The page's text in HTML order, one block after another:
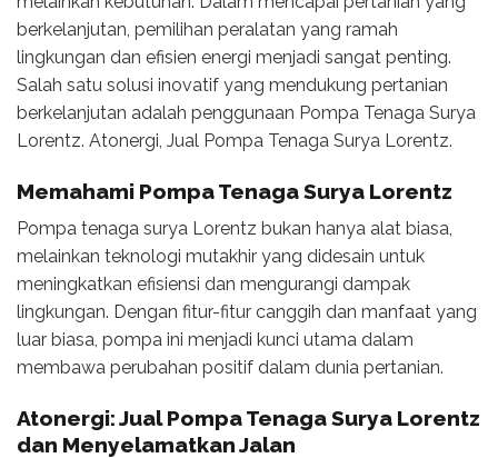
berkelanjutan, pemilihan peralatan yang ramah
lingkungan dan efisien energi menjadi sangat penting.
Salah satu solusi inovatif yang mendukung pertanian
berkelanjutan adalah penggunaan Pompa Tenaga Surya
Lorentz. Atonergi, Jual Pompa Tenaga Surya Lorentz.
Memahami Pompa Tenaga Surya Lorentz
Pompa tenaga surya Lorentz bukan hanya alat biasa,
melainkan teknologi mutakhir yang didesain untuk
meningkatkan efisiensi dan mengurangi dampak
lingkungan. Dengan fitur-fitur canggih dan manfaat yang
luar biasa, pompa ini menjadi kunci utama dalam
membawa perubahan positif dalam dunia pertanian.
Atonergi: Jual Pompa Tenaga Surya Lorentz
dan Menyelamatkan Jalan